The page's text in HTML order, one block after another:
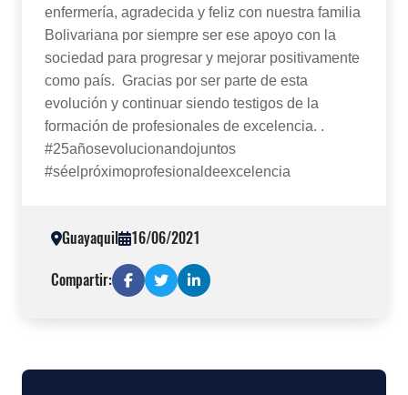
enfermería, agradecida y feliz con nuestra familia
Bolivariana por siempre ser ese apoyo con la
sociedad para progresar y mejorar positivamente
como país. Gracias por ser parte de esta
evolución y continuar siendo testigos de la
formación de profesionales de excelencia. .
#25añosevolucionandojuntos
#séelpróximoprofesionaldeexcelencia
Guayaquil 16/06/2021
Compartir: